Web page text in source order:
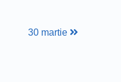
30 martie